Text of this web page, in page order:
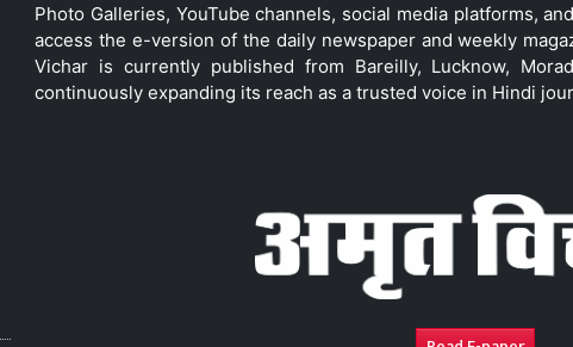
Photo Galleries, YouTube channels, social media platforms,
access the e-version of the daily newspaper and weekly
Vichar is currently published from Bareilly, Lucknow,
continuously expanding its reach as a trusted voice in Hindi